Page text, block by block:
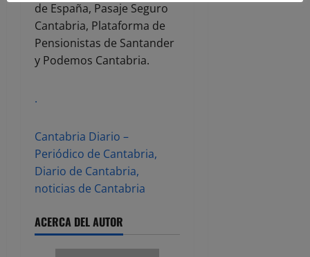
de España, Pasaje Seguro
Cantabria, Plataforma de
Pensionistas de Santander
y Podemos Cantabria.
.
Cantabria Diario –
Periódico de Cantabria,
Diario de Cantabria,
noticias de Cantabria
ACERCA DEL AUTOR